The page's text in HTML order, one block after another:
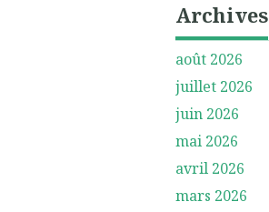
Archives
août 2026
juillet 2026
juin 2026
mai 2026
avril 2026
mars 2026